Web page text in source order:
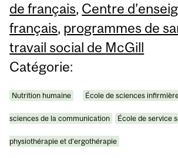
de français, Centre
français, programmes de
travail social de McGill
Catégorie:
Nutrition humaine École de sciences
sciences de la communication École de service
physiothérapie et d'ergothérapie